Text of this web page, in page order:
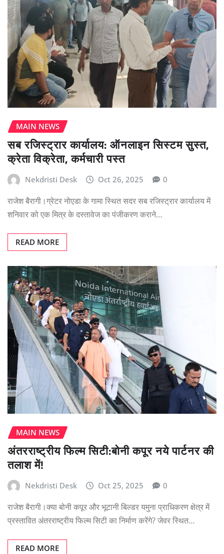
MAIN NEWS
सब रजिस्ट्रार कार्यालय: ऑनलाइन सिस्टम सुस्त,
क्रेता विक्रेता, कर्मचारी पस्त
Nekdristi Desk Oct 26, 2025 0
राजेश बैरागी।ग्रेटर नोएडा के गामा स्थित सदर सब रजिस्ट्रार कार्यालय में
शनिवार को एक मित्र के दस्तावेज का पंजीकरण कराने…
READ MORE
MAIN NEWS
अंतरराष्ट्रीय फिल्म सिटी:बोनी कपूर नये पार्टनर की
तलाश में!
Nekdristi Desk Oct 25, 2025 0
राजेश बैरागी।क्या बोनी कपूर और भूटानी बिल्डर यमुना प्राधिकरण क्षेत्र में
प्रस्तावित अंतरराष्ट्रीय फिल्म सिटी का निर्माण करेंगे? जेवर स्थित…
READ MORE